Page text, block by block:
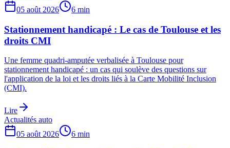
05 août 2026
6 min
Stationnement handicapé : Le cas de Toulouse et les
droits CMI
Une femme quadri-amputée verbalisée à Toulouse pour
stationnement handicapé : un cas qui soulève des questions sur
l'application de la loi et les droits liés à la Carte Mobilité Inclusion
(CMI).
Lire
Actualités auto
05 août 2026
6 min